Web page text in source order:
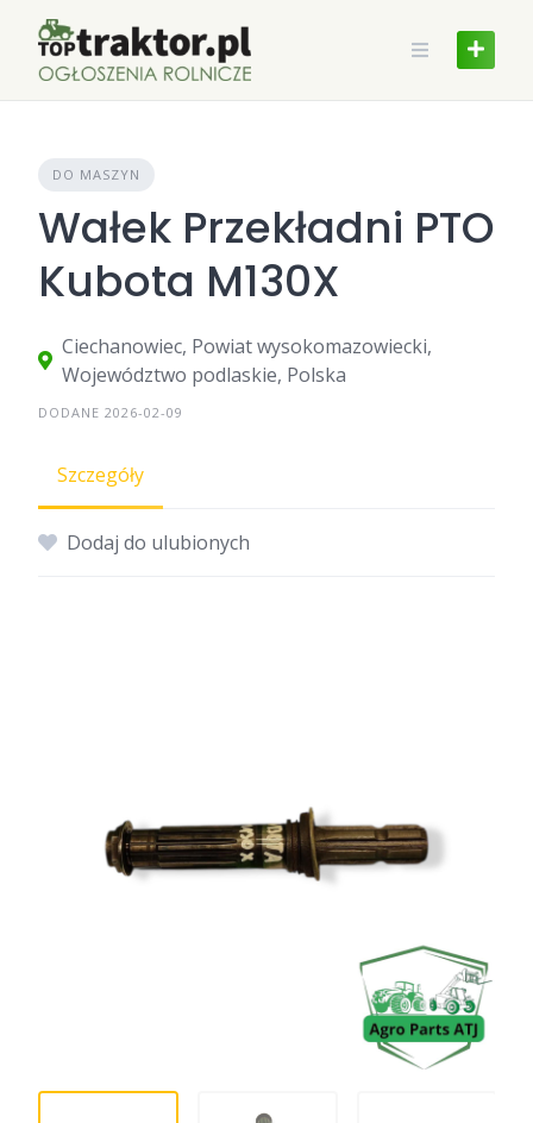
content
DO MASZYN
Wałek Przekładni PTO
Kubota M130X
Ciechanowiec, Powiat wysokomazowiecki,
Województwo podlaskie, Polska
DODANE 2026-02-09
Szczegóły
Dodaj do ulubionych